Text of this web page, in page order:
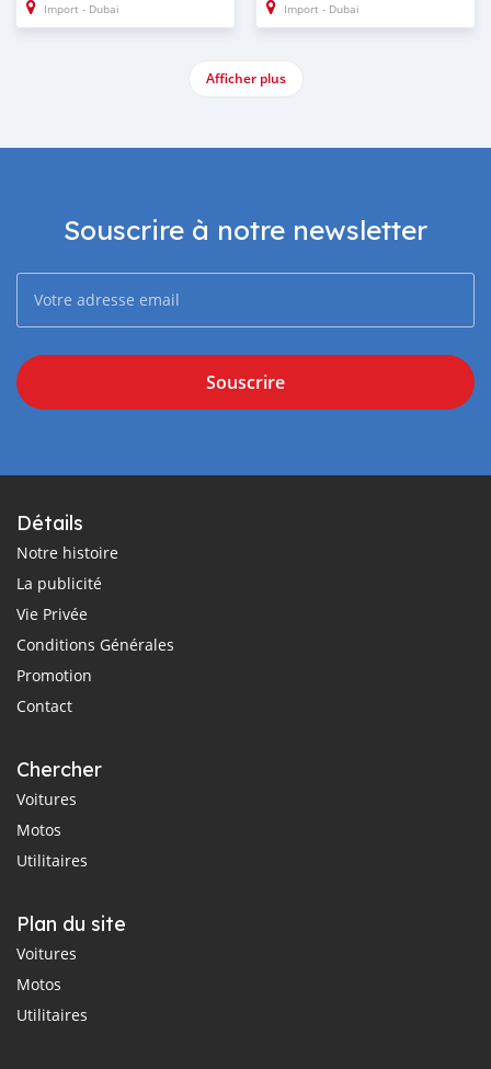
Import - Dubai Import - Dubai
Afficher plus
Souscrire à notre newsletter
Souscrire
Détails
Notre histoire
La publicité
Vie Privée
Conditions Générales
Promotion
Contact
Chercher
Voitures
Motos
Utilitaires
Plan du site
Voitures
Motos
Utilitaires